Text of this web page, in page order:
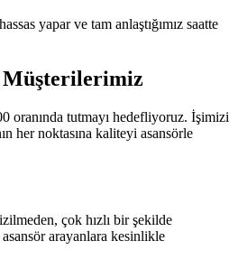
yapar ve tam anlaştığımız saatte
Müşterilerimiz
oranında tutmayı hedefliyoruz. İşimizi
her noktasına kaliteyi asansörle
çok hızlı bir şekilde
arayanlara kesinlikle